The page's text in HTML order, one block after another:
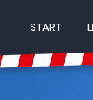
START